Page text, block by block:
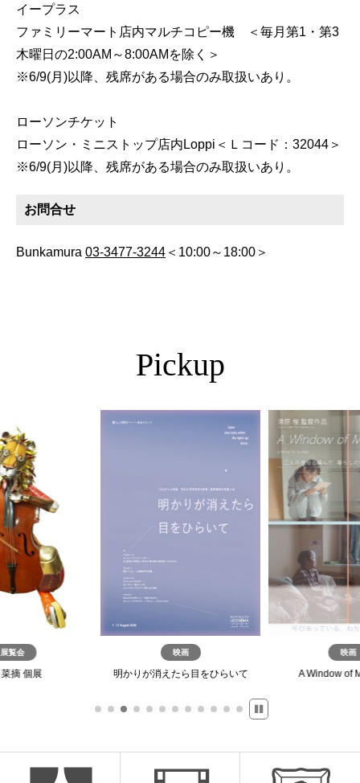
イープラス
ファミリーマート店内マルチコピー機 ＜毎月第1・第3
木曜日の2:00AM～8:00AMを除く＞
※6/9(月)以降、残席がある場合のみ取扱いあり。
ローソンチケット
ローソン・ミニストップ店内Loppi＜Ｌコード：32044＞
※6/9(月)以降、残席がある場合のみ取扱いあり。
お問合せ
Bunkamura 03-3477-3244 ＜10:00～18:00＞
Pickup
展覧会
摘 個展
映画
明かりが消えたら目をひらいて
映画
A Window of